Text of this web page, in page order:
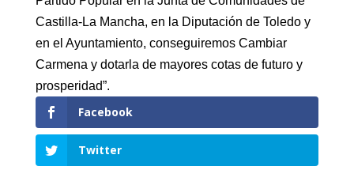
Castilla-La Mancha, en la Diputación de Toledo y
en el Ayuntamiento, conseguiremos Cambiar
Carmena y dotarla de mayores cotas de futuro y
prosperidad”.
Facebook
Twitter